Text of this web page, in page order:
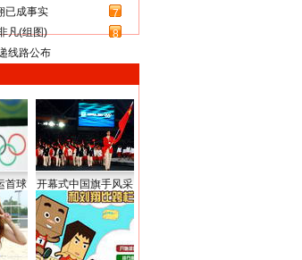
已成事实
7
凡(组图)
8
线路公布
首球 开幕式中国旗手风采